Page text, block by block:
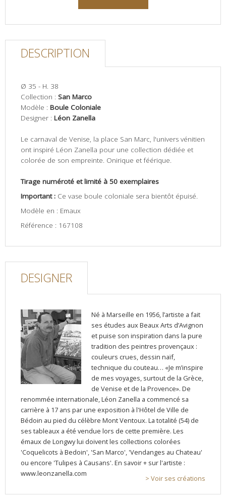
DESCRIPTION
Ø 35 - H. 38
Collection : San Marco
Modèle : Boule Coloniale
Designer : Léon Zanella
Le carnaval de Venise, la place San Marc, l'univers vénitien
ont inspiré Léon Zanella pour une collection dédiée et
colorée de son empreinte. Onirique et féérique.
Tirage numéroté et limité à 50 exemplaires
Important : Ce vase boule coloniale sera bientôt épuisé.
Modèle en : Emaux
Référence : 167108
DESIGNER
Né à Marseille en 1956, l’artiste a fait
ses études aux Beaux Arts d’Avignon
et puise son inspiration dans la pure
tradition des peintres provençaux :
couleurs crues, dessin naïf,
technique du couteau… «Je m’inspire
de mes voyages, surtout de la Grèce,
de Venise et de la Provence». De
renommée internationale, Léon Zanella a commencé sa
carrière à 17 ans par une exposition à l'Hôtel de Ville de
Bédoin au pied du célèbre Mont Ventoux. La totalité (54) de
ses tableaux a été vendue lors de cette première. Les
émaux de Longwy lui doivent les collections colorées
'Coquelicots à Bedoin', 'San Marco', 'Vendanges au Chateau'
ou encore 'Tulipes à Causans'. En savoir + sur l'artiste :
www.leonzanella.com
> Voir ses créations